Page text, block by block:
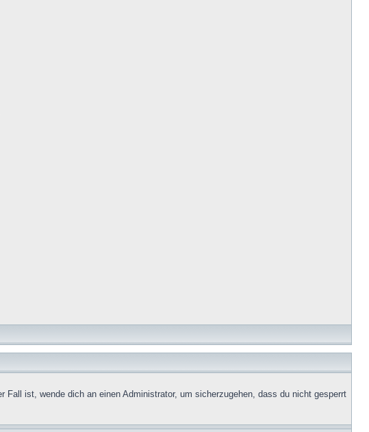
ist, wende dich an einen Administrator, um sicherzugehen, dass du nicht gesperrt